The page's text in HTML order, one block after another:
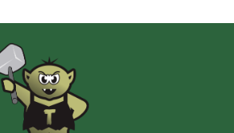
AMIGO Spiel